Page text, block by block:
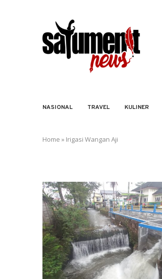
NASIONAL TRAVEL KULINER
Home » Irigasi Wangan Aji